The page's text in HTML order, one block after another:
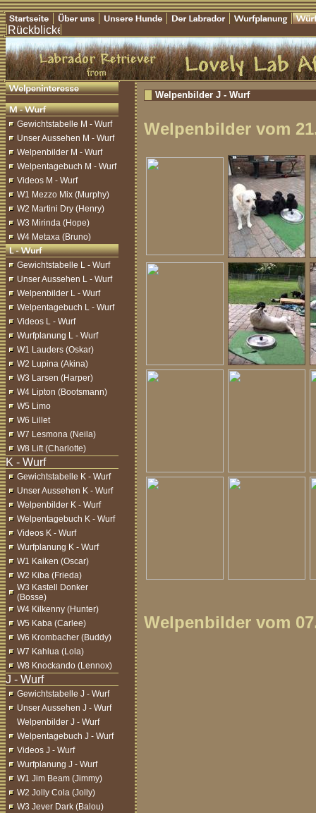
Gewichtstabelle M - Wurf
Unser Aussehen M - Wurf
Welpenbilder M - Wurf
Welpentagebuch M - Wurf
Videos M - Wurf
W1 Mezzo Mix (Murphy)
W2 Martini Dry (Henry)
W3 Mirinda (Hope)
W4 Metaxa (Bruno)
Gewichtstabelle L - Wurf
Unser Aussehen L - Wurf
Welpenbilder L - Wurf
Welpentagebuch L - Wurf
Videos L - Wurf
Wurfplanung L - Wurf
W1 Lauders (Oskar)
W2 Lupina (Akina)
W3 Larsen (Harper)
W4 Lipton (Bootsmann)
W5 Limo
W6 Lillet
W7 Lesmona (Neila)
W8 Lift (Charlotte)
Gewichtstabelle K - Wurf
Unser Aussehen K - Wurf
Welpenbilder K - Wurf
Welpentagebuch K - Wurf
Videos K - Wurf
Wurfplanung K - Wurf
W1 Kaiken (Oscar)
W2 Kiba (Frieda)
W3 Kastell Donker
(Bosse)
W4 Kilkenny (Hunter)
W5 Kaba (Carlee)
W6 Krombacher (Buddy)
W7 Kahlua (Lola)
W8 Knockando (Lennox)
Gewichtstabelle J - Wurf
Unser Aussehen J - Wurf
Welpenbilder J - Wurf
Welpentagebuch J - Wurf
Videos J - Wurf
Wurfplanung J - Wurf
W1 Jim Beam (Jimmy)
W2 Jolly Cola (Jolly)
W3 Jever Dark (Balou)
Welpenbilder J - Wurf
Welpenbilder vom
Welpenbilder vom